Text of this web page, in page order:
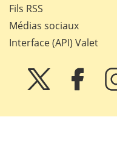
Fils RSS
Médias sociaux
Interface (API) Valet